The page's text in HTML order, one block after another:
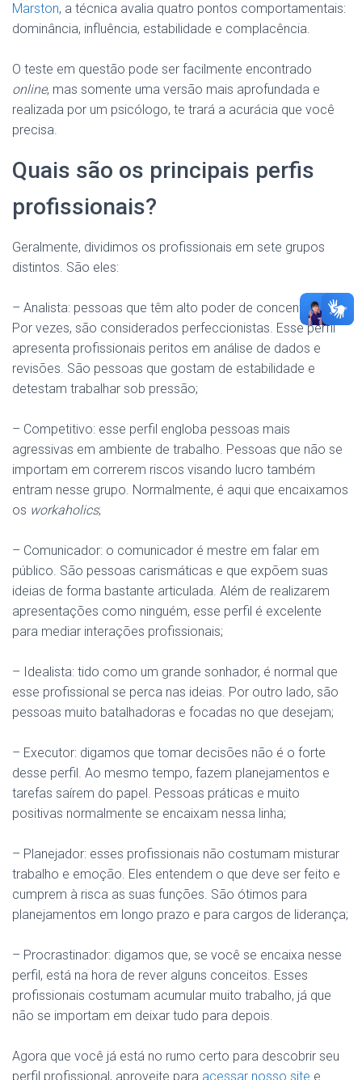
Marston, a técnica avalia quatro pontos comportamentais:
dominância, influência, estabilidade e complacência.
O teste em questão pode ser facilmente encontrado
online, mas somente uma versão mais aprofundada e
realizada por um psicólogo, te trará a acurácia que você
precisa.
Quais são os principais perfis
profissionais?
Geralmente, dividimos os profissionais em sete grupos
distintos. São eles:
– Analista: pessoas que têm alto poder de concentração.
Por vezes, são considerados perfeccionistas. Esse perfil
apresenta profissionais peritos em análise de dados e
revisões. São pessoas que gostam de estabilidade e
detestam trabalhar sob pressão;
– Competitivo: esse perfil engloba pessoas mais
agressivas em ambiente de trabalho. Pessoas que não se
importam em correrem riscos visando lucro também
entram nesse grupo. Normalmente, é aqui que encaixamos
os workaholics;
– Comunicador: o comunicador é mestre em falar em
público. São pessoas carismáticas e que expõem suas
ideias de forma bastante articulada. Além de realizarem
apresentações como ninguém, esse perfil é excelente
para mediar interações profissionais;
– Idealista: tido como um grande sonhador, é normal que
esse profissional se perca nas ideias. Por outro lado, são
pessoas muito batalhadoras e focadas no que desejam;
– Executor: digamos que tomar decisões não é o forte
desse perfil. Ao mesmo tempo, fazem planejamentos e
tarefas saírem do papel. Pessoas práticas e muito
positivas normalmente se encaixam nessa linha;
– Planejador: esses profissionais não costumam misturar
trabalho e emoção. Eles entendem o que deve ser feito e
cumprem à risca as suas funções. São ótimos para
planejamentos em longo prazo e para cargos de liderança;
– Procrastinador: digamos que, se você se encaixa nesse
perfil, está na hora de rever alguns conceitos. Esses
profissionais costumam acumular muito trabalho, já que
não se importam em deixar tudo para depois.
Agora que você já está no rumo certo para descobrir seu
perfil profissional, aproveite para acessar nosso site e